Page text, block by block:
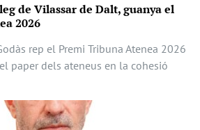
de Vilassar de Dalt, guanya el
2026
rep el Premi Tribuna Atenea 2026
paper dels ateneus en la cohesió